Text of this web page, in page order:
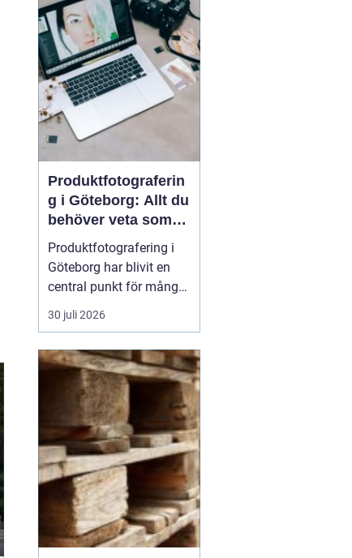
som tål väder, vind och
tidens tand, och som
samtid...
Produktfotograferin
g i Göteborg: Allt du
behöver veta som
företag
Produktfotografering i
Göteborg har blivit en
central punkt för många
företag som söker att
förhöja sina produkter
bilder. Oavsett om det
handlar om e-handel,
tryckmaterial eller digital
markna...
30 juli 2026